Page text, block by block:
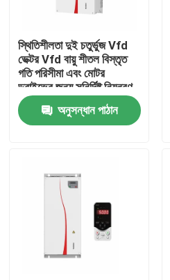
আমাদের সম্পর্কে
কারখানা পরিদর্শন
গুণমান নিয়ন্ত্রণ
একটি উদ্ধৃতি অনুরোধ করুন
স্থিতিশীলতা দুই চতুর্ভুজ Vfd
ভেক্টর Vfd বায়ু শীতল বিস্তৃত
গতি পরিসীমা এবং মোটর
ড্রাইভের জন্য সুনির্দিষ্ট নিয়ন্ত্রণ
অনুসন্ধান পাঠান